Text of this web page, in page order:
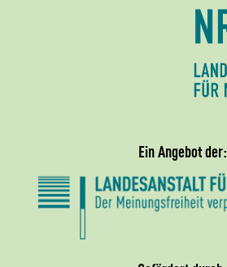
Ein Angebot der: